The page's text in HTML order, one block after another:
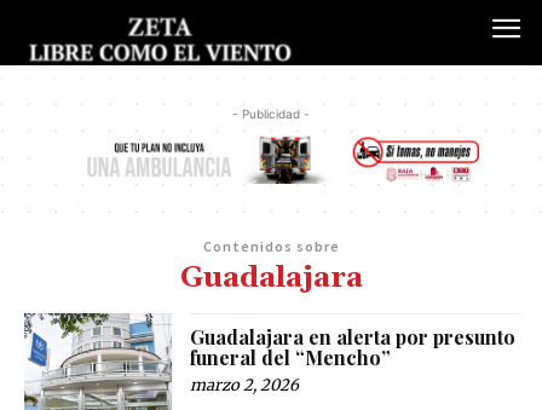
- Publicidad -
Contenidos sobre
Guadalajara
Guadalajara en alerta por presunto
funeral del “Mencho”
marzo 2, 2026